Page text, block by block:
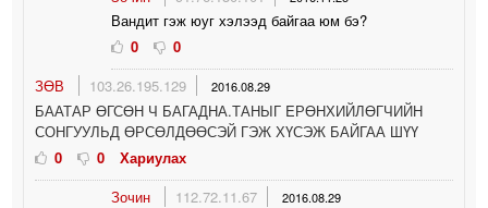
Вандит гэж юуг хэлээд байгаа юм бэ?
0
0
ЗӨВ
103.26.195.129 2016.08.29
БААТАР ӨГСӨН Ч БАГАДНА.ТАНЫГ EРӨНХИЙЛӨГЧИЙН
СОНГУУЛЬД ӨРСӨЛДӨӨСЭЙ ГЭЖ ХҮСЭЖ БАЙГАА ШҮҮ
0
0
Хариулах
Зочин
112.72.11.67 2016.08.29